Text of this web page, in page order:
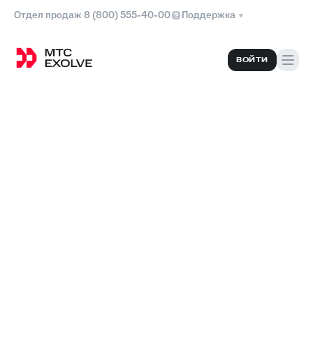
Отдел продаж 8 (800) 555-40-00 Поддержка
ВОЙТИ